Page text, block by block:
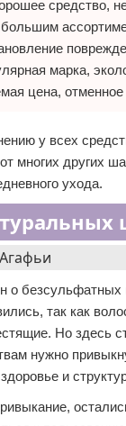
средство,
большим
марка,
цена, отменное
у всех
многих других
ухода.
о
так как
Но здесь
нужно
и